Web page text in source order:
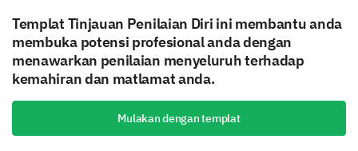
Templat Tinjauan Penilaian Diri ini membantu anda
membuka potensi profesional anda dengan
menawarkan penilaian menyeluruh terhadap
kemahiran dan matlamat anda.
Mulakan dengan templat